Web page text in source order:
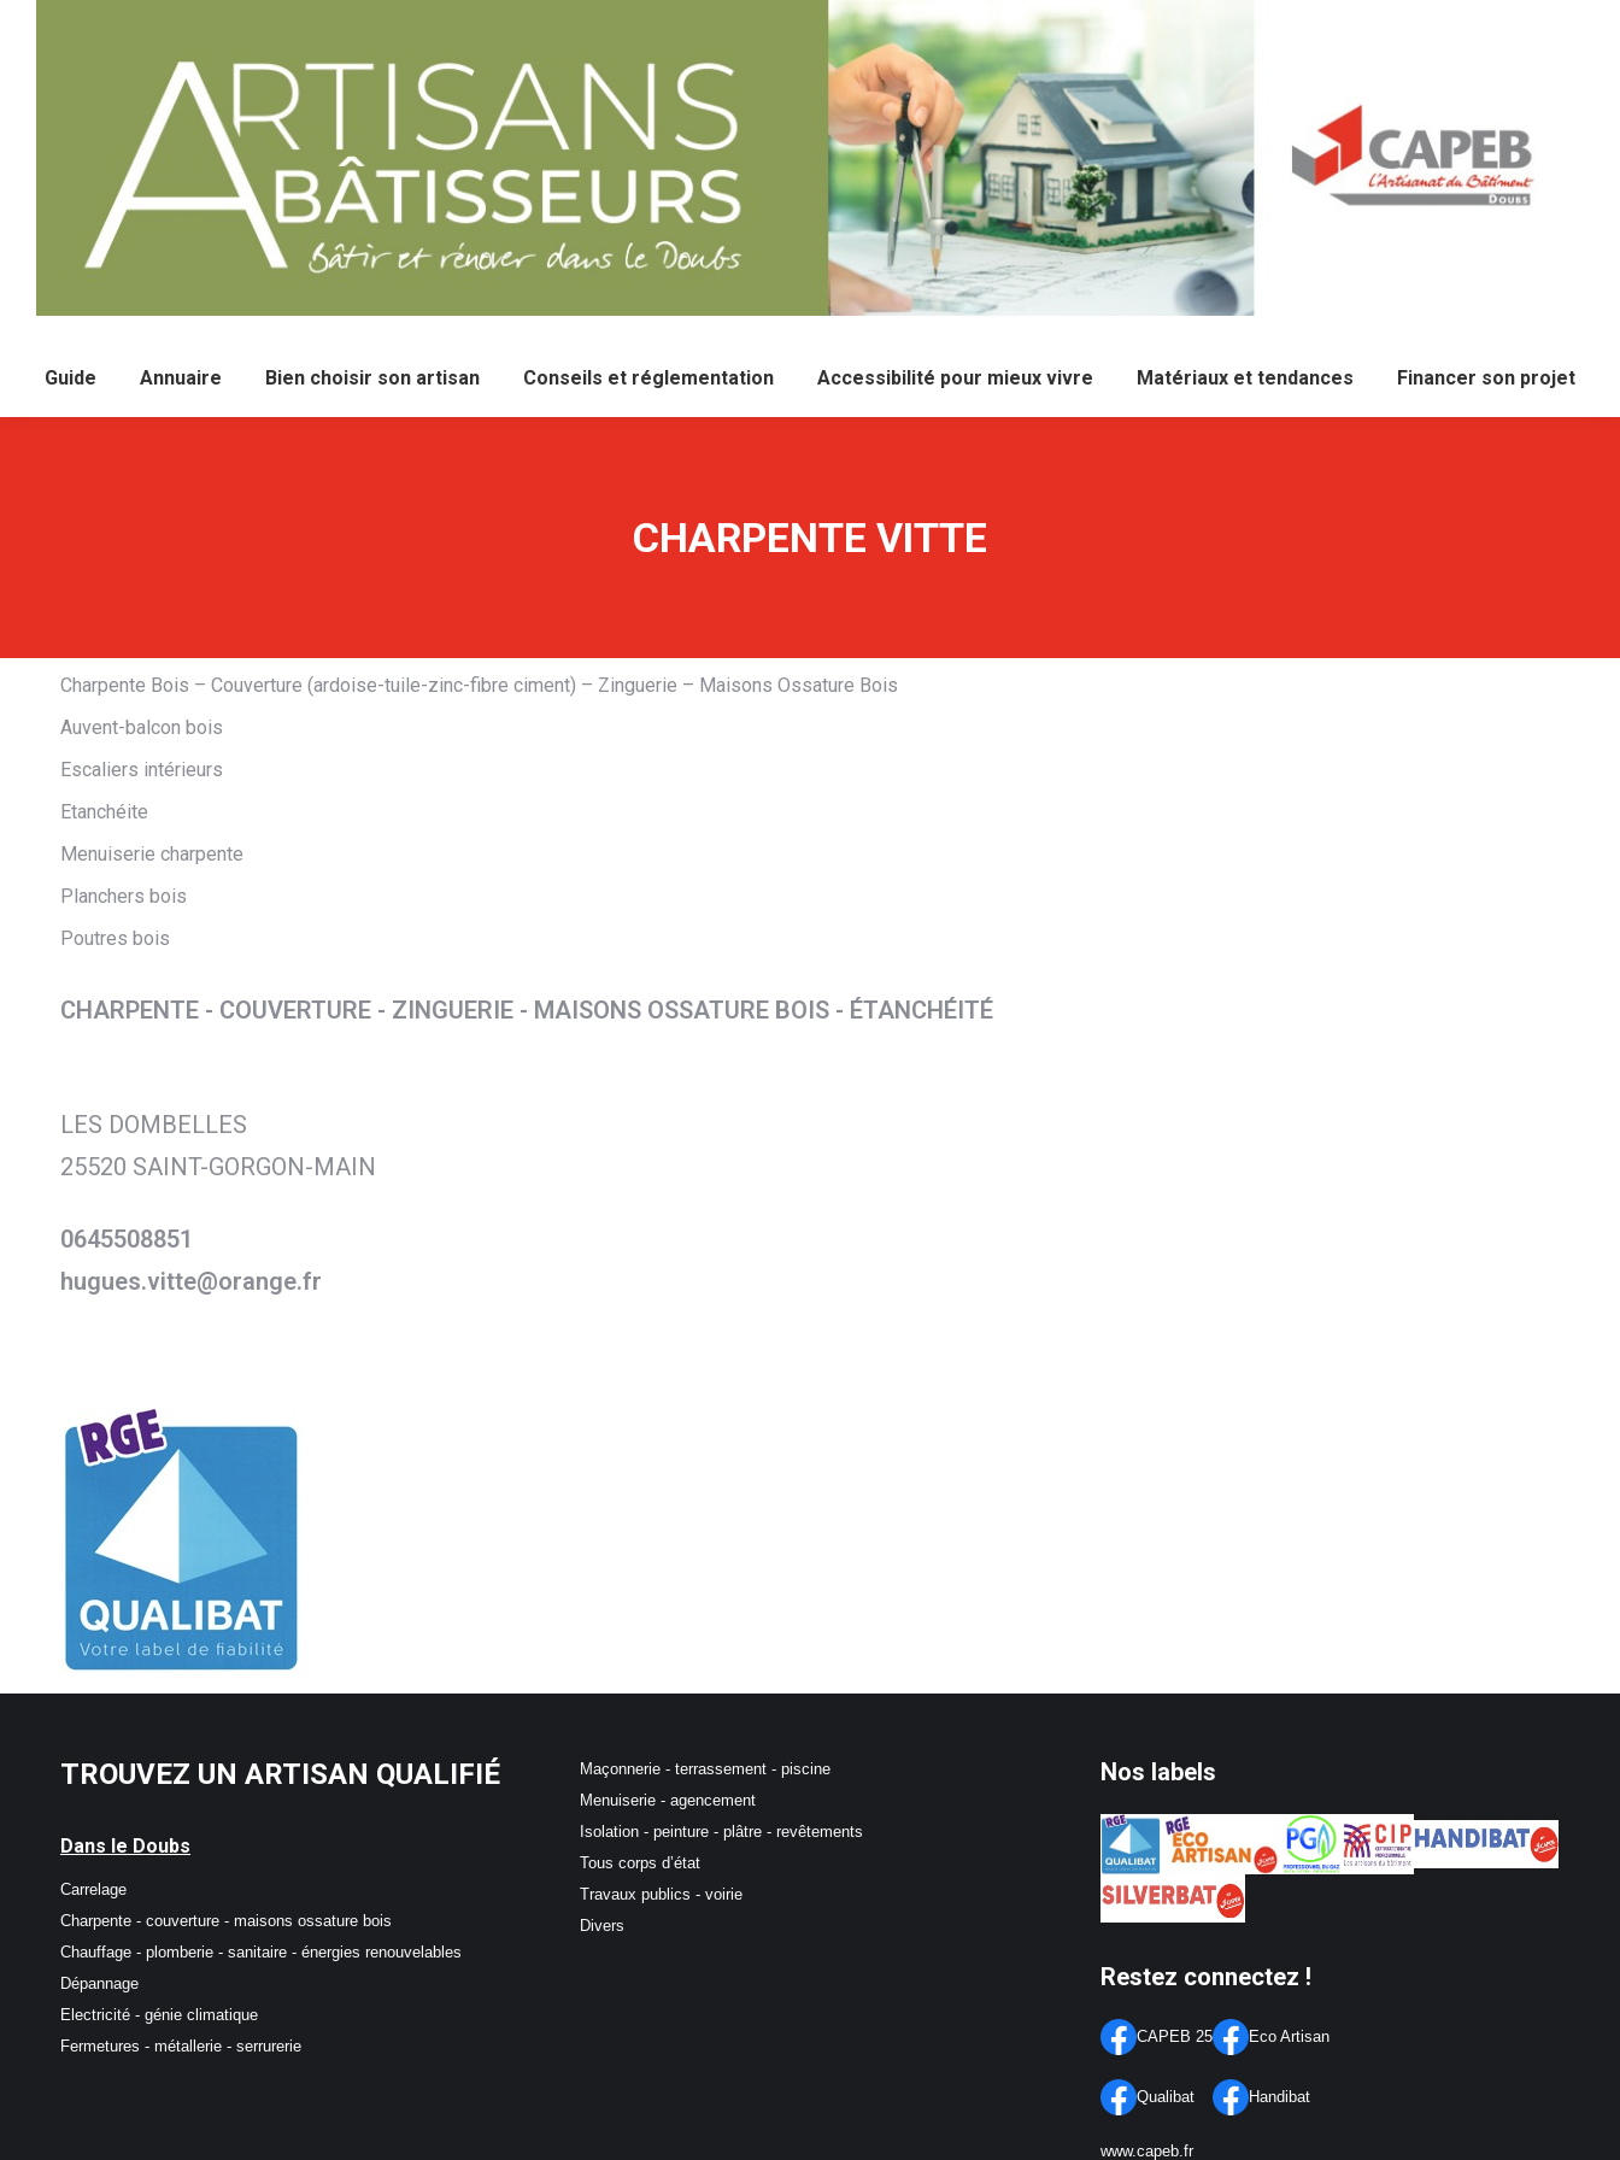
Guide Annuaire Bien choisir son artisan Conseils et réglementation Accessibilité pour mieux vivre Matériaux et tendances Financer son projet
CHARPENTE VITTE
Charpente Bois – Couverture (ardoise-tuile-zinc-fibre ciment) – Zinguerie – Maisons Ossature Bois
Auvent-balcon bois
Escaliers intérieurs
Etanchéite
Menuiserie charpente
Planchers bois
Poutres bois
CHARPENTE - COUVERTURE - ZINGUERIE - MAISONS OSSATURE BOIS - ÉTANCHÉITÉ
LES DOMBELLES
25520 SAINT-GORGON-MAIN
0645508851
hugues.vitte@orange.fr
TROUVEZ UN ARTISAN QUALIFIÉ
Dans le Doubs
Carrelage
Charpente - couverture - maisons ossature bois
Chauffage - plomberie - sanitaire - énergies renouvelables
Dépannage
Electricité - génie climatique
Fermetures - métallerie - serrurerie
Maçonnerie - terrassement - piscine
Menuiserie - agencement
Isolation - peinture - plâtre - revêtements
Tous corps d’état
Travaux publics - voirie
Divers
Nos labels
Restez connectez !
CAPEB 25
Qualibat
Eco Artisan
Handibat
www.capeb.fr